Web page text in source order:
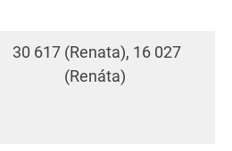
30 617 (Renata), 16 027
(Renáta)